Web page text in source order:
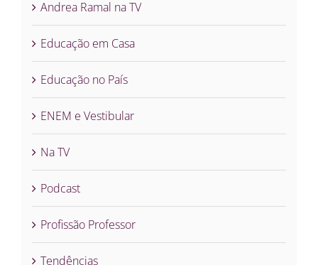
Andrea Ramal na TV
Educação em Casa
Educação no País
ENEM e Vestibular
Na TV
Podcast
Profissão Professor
Tendências